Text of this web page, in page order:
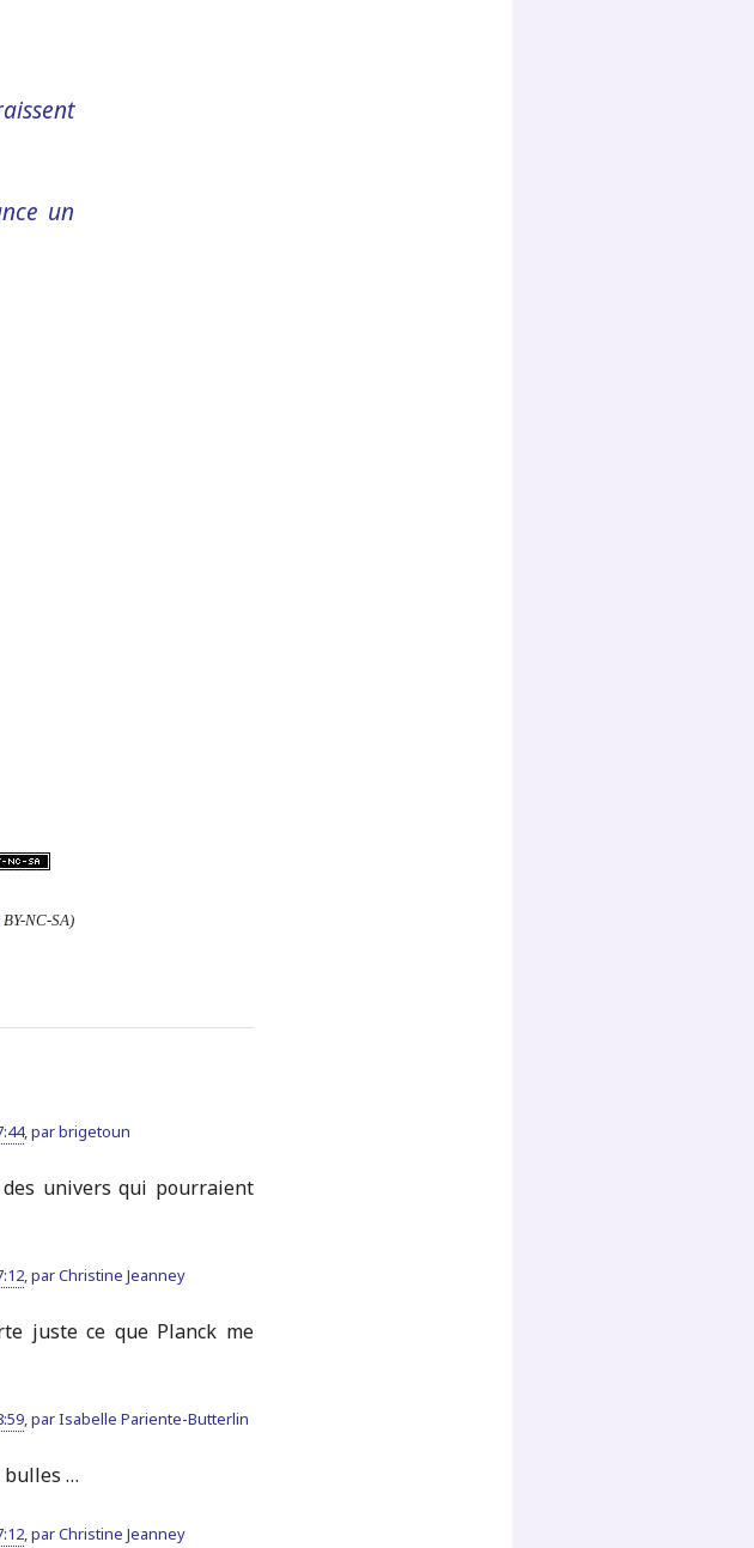
un
BY-NC-SA)
,parbrigetoun
univers qui pourraient
,parChristine Jeanney
juste ce que Planck me
,parIsabelle Pariente-Butterlin
bulles …
,parChristine Jeanney